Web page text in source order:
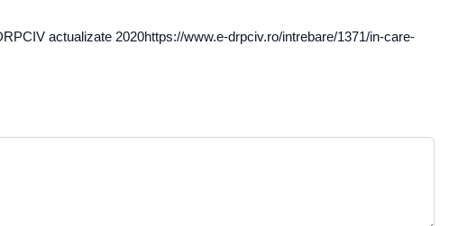
actualizate 2020https://www.e-drpciv.ro/intrebare/1371/in-care-